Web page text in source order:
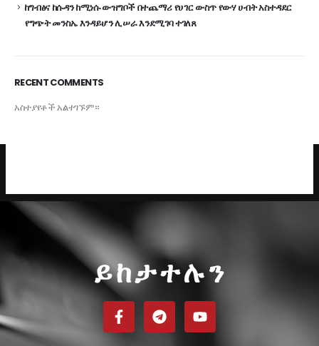
ከግብፅና ከሱዳን ከሚነሱ ውዝግቦች በተጨማሪ የሀገር ውስጥ የውሃ ሀብት አስተዳደር
የግጭት መንስኤ እንዳይሆን ሊሠራ እንደሚገባ ተገለጸ
RECENT COMMENTS
አስተያየቶች አልተገኙም።
ይከታተሉን